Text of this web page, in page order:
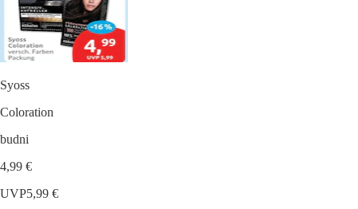
Syoss
Coloration
budni
4,99 €
UVP5,99 €